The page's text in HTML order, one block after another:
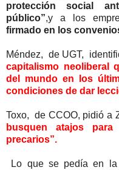
protección social
público”,y a los
firmado en los
Méndez, de UGT,
capitalismo neoliberal
del mundo en los
condiciones de dar
Toxo, de CCOO, pidió a
busquen atajos
precarios”.
Lo que se pedía en la